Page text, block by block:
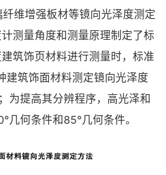
维增强板材等镜向光泽度测定
测量角度和测量原理制定了标
筑饰页材料进行测量时，标准
建筑饰面材料测定镜向光泽度
为提高其分辨程序，高光泽和
几何条件和85°几何条件。